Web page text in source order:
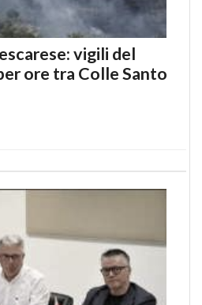
vigili del
ore tra Colle Santo